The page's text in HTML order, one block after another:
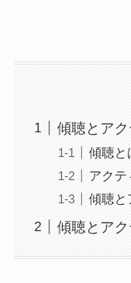
傾聴とア
傾聴と
アクテ
傾聴と
傾聴とア